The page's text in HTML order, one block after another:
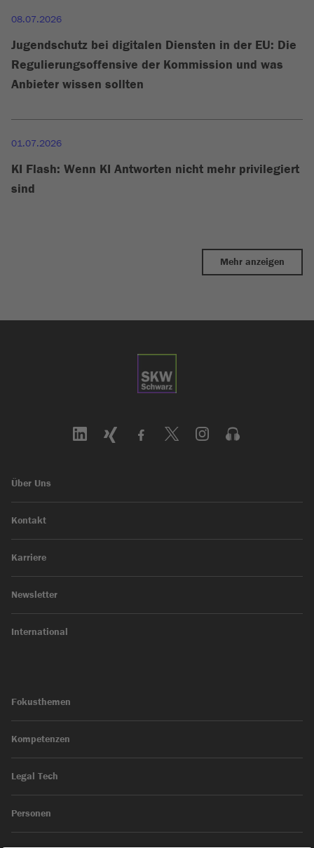
08.07.2026
Jugendschutz bei digitalen Diensten in der EU: Die
Regulierungsoffensive der Kommission und was
Anbieter wissen sollten
01.07.2026
KI Flash: Wenn KI Antworten nicht mehr privilegiert
sind
Mehr anzeigen
Über Uns
Kontakt
Karriere
Newsletter
International
Fokusthemen
Kompetenzen
Legal Tech
Personen